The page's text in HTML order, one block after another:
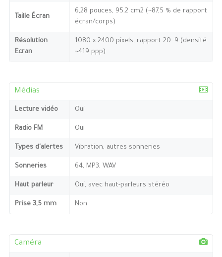
Taille Écran
6,28 pouces, 95,2 cm2 (~87,5 % de rapport
écran/corps)
Résolution
Ecran
1080 x 2400 pixels, rapport 20 :9 (densité
~419 ppp)
Médias
Lecture vidéo Oui
Radio FM Oui
Types d'alertes Vibration, autres sonneries
Sonneries 64, MP3, WAV
Haut parleur Oui, avec haut-parleurs stéréo
Prise 3,5 mm Non
Caméra